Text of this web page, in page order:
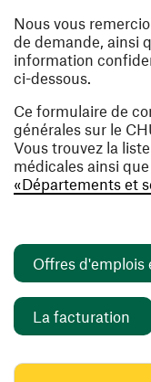
Nous vous
de demande, ainsi
information
ci-dessous.
Ce formulaire de
générales sur le
Vous trouvez la
médicales ainsi
«Départements et
Offres
La facturation